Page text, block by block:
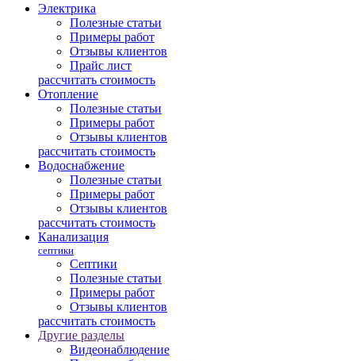
Электрика
Полезные статьи
Примеры работ
Отзывы клиентов
Прайс лист
рассчитать стоимость
Отопление
Полезные статьи
Примеры работ
Отзывы клиентов
рассчитать стоимость
Водоснабжение
Полезные статьи
Примеры работ
Отзывы клиентов
рассчитать стоимость
Канализация
септики
Септики
Полезные статьи
Примеры работ
Отзывы клиентов
рассчитать стоимость
Другие разделы
Видеонаблюдение